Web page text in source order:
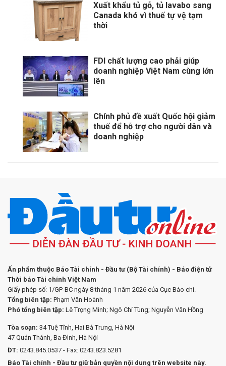
Xuất khẩu tủ gỗ, tủ lavabo sang
Canada khó vì thuế tự vệ tạm
thời
FDI chất lượng cao phải giúp
doanh nghiệp Việt Nam cùng lớn
lên
Chính phủ đề xuất Quốc hội giảm
thuế để hỗ trợ cho người dân và
doanh nghiệp
Ấn phẩm thuộc Báo Tài chính - Đầu tư (Bộ Tài chính) - Báo điện tử
Thời báo Tài chính Việt Nam
Giấy phép số: 1/GP-BC ngày 8 tháng 1 năm 2026 của Cục Báo chí.
Tổng biên tập: Phạm Văn Hoành
Phó tổng biên tập: Lê Trọng Minh; Ngô Chí Tùng; Nguyễn Văn Hồng
Tòa soạn: 34 Tuệ Tĩnh, Hai Bà Trưng, Hà Nội
47 Quán Thánh, Ba Đình, Hà Nội
ĐT: 0243.845.0537 - Fax: 0243.823.5281
Báo Tài chính - Đầu tư giữ bản quyền nội dung trên website này.